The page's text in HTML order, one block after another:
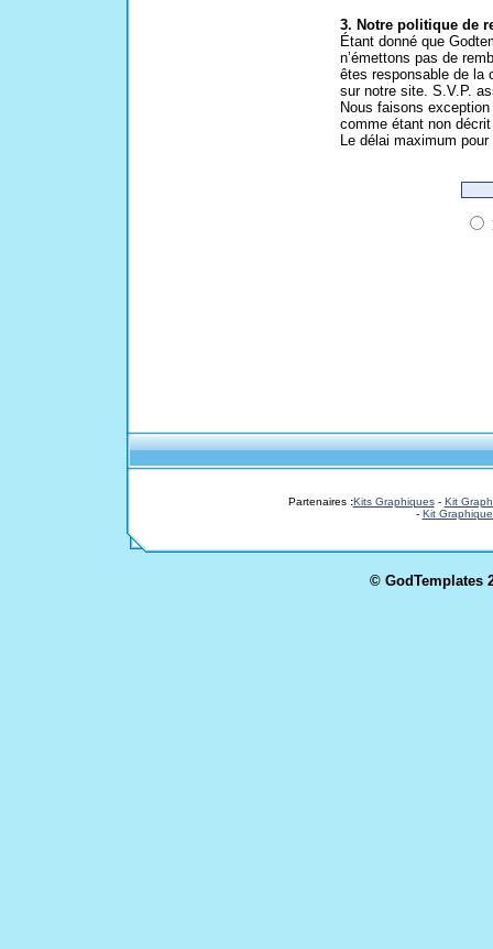
3. Notre politique de
Étant donné que
n’émettons pas de
êtes responsable de la
sur notre site. S.V.P.
Nous faisons
comme étant non
Le délai maximum
Partenaires:Kits Graphiques- Kit
- Kit
© GodTemplates